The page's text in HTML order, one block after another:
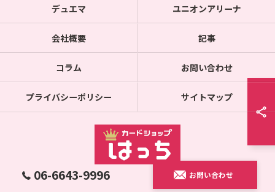
06-6643-9996 お問い合わせ
デュエマ ユニオンアリーナ
会社概要 記事
コラム お問い合わせ
プライバシーポリシー サイトマップ
© 2026 通販のカードショップならカードショップはっち ALL RIGHTS RESERVED.